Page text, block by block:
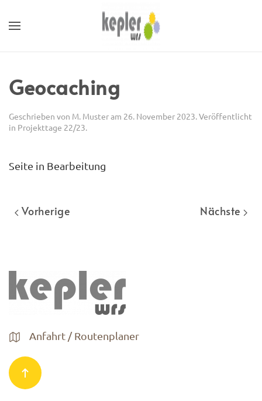
Geocaching
Geschrieben von M. Musteram 26. November 2023. Veröffentlicht
in Projekttage 22/23.
Seite in Bearbeitung
Vorherige Nächste
Anfahrt / Routenplaner